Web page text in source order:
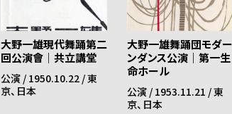
大野一雄現代舞踊第二
回公演會｜共立講堂
公演 / 1950.10.22 / 東
京、日本
大野一雄舞踊団モダー
ンダンス公演｜第一生
命ホール
公演 / 1953.11.21 / 東
京、日本